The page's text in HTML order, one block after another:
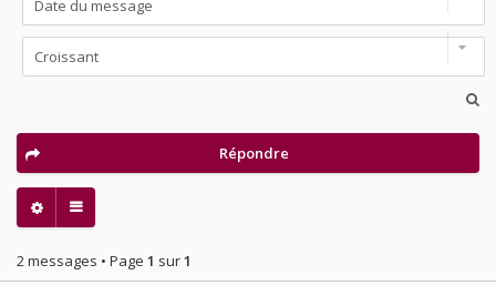
Répondre
2 messages • Page 1 sur1